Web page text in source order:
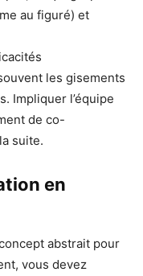
au figuré) et
les gisements
Impliquer l’équipe
de co-
suite.
en
abstrait pour
vous devez